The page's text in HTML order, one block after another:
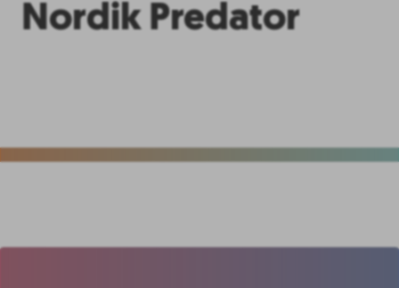
Nordik Predator